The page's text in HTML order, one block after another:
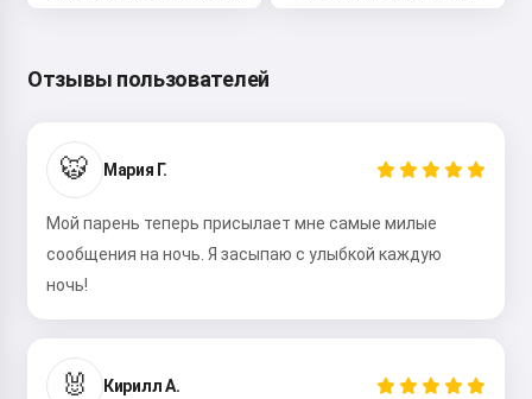
Отзывы пользователей
🐯 Мария Г.
Мой парень теперь присылает мне самые милые
сообщения на ночь. Я засыпаю с улыбкой каждую
ночь!
🐰 Кирилл А.